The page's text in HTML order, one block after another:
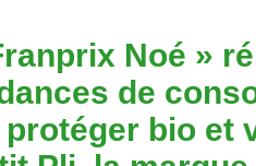
Noé »
de
protéger bio et